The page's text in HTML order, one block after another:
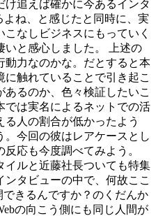
け追えば確かに今あるインタ
ね、と感じたと同時に、実
なしビジネスにもっていく
いと感心しました。 上述の
動力なのかな。だとすると本
触れていることで引き起こ
るのか、色々検証したいこ
では実名によるネットでの活
人の割合が低かったよう
今回の彼はレアケースとし
応も今度調べてみよう。
イルと近藤社長ついても特集
タビューの中で、何故ここ
できるんですか？のくだんか
の向こう側にも同じ人間が